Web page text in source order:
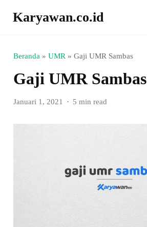
Karyawan.co.id
Beranda »UMR »Gaji UMR Sambas
Gaji UMR Sambas
Januari 1, 2021 5 min read